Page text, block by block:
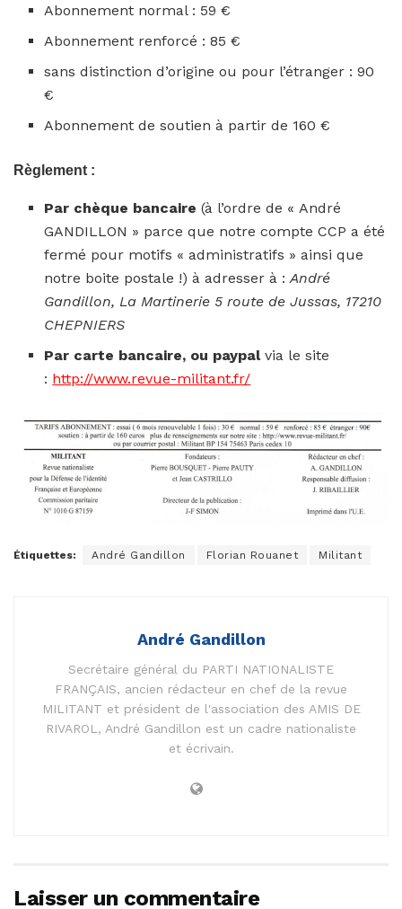
Abonnement normal : 59 €
Abonnement renforcé : 85 €
sans distinction d’origine ou pour l’étranger : 90
€
Abonnement de soutien à partir de 160 €
Règlement :
Par chèque bancaire (à l’ordre de « André
GANDILLON » parce que notre compte CCP a été
fermé pour motifs « administratifs » ainsi que
notre boite postale !) à adresser à :André
Gandillon, La Martinerie 5 route de Jussas, 17210
CHEPNIERS
Par carte bancaire, ou paypalvia le site
: http://www.revue-militant.fr/
Étiquettes: André Gandillon Florian Rouanet Militant
André Gandillon
Secrétaire général du PARTI NATIONALISTE
FRANÇAIS, ancien rédacteur en chef de la revue
MILITANT et président de l'association des AMIS DE
RIVAROL, André Gandillon est un cadre nationaliste
et écrivain.
Laisser un commentaire